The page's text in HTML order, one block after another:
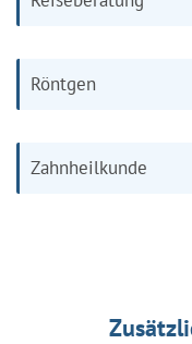
Röntgen
Zahnheilkunde